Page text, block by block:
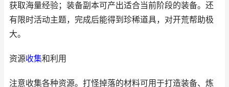
获取海量经验；装备副本可产出适合当前阶段的装备。还
有限时活动主题，完成后能得到珍稀道具，对开荒帮助极
大。
资源收集和利用
注意收集各种资源。打怪掉落的材料可用于打造装备、炼